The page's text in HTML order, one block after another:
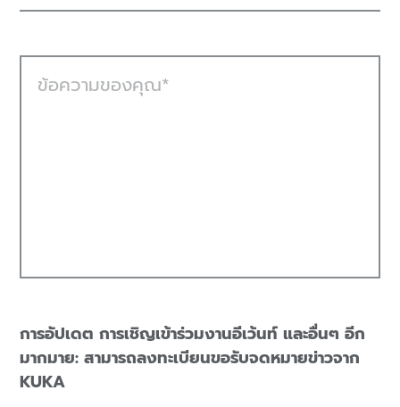
ข้อความของคุณ
การอัปเดต การเชิญเข้าร่วมงานอีเว้นท์ และอื่นๆ อีก
มากมาย: สามารถลงทะเบียนขอรับจดหมายข่าวจาก
KUKA